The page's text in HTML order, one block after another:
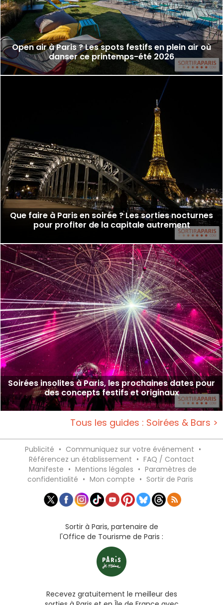
Open air à Paris ? Les spots festifs en plein air où
danser ce printemps-été 2026
Que faire à Paris en soirée ? Les sorties nocturnes
pour profiter de la capitale autrement
Soirées insolites à Paris, les prochaines dates pour
des concepts festifs et originaux
Tous les guides : Soirées & Bars >
Publicité • Communiquez sur votre événement •
Référencez un établissement • FAQ / Contact
Manifeste • Mentions légales • Paramètres de
confidentialité • Mon compte • Sortir de Paris
Sortir à Paris, partenaire de
l'Office de Tourisme de Paris :
Recevez gratuitement le meilleur des